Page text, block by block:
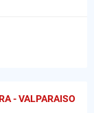
- VALPARAISO